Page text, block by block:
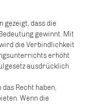
dass die
gewinnt. Mit
die Verbindlichkeit
erhöht
ausdrücklich
Recht haben,
Wenn die